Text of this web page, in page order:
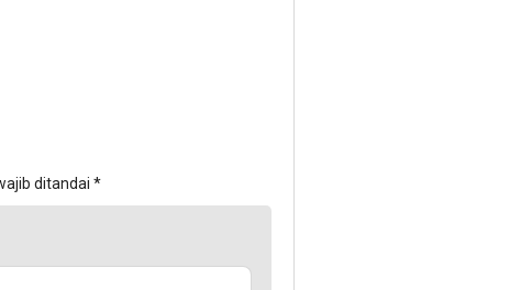
ditandai *